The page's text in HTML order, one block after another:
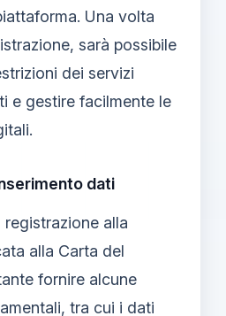
Una volta
sarà possibile
dei servizi
e gestire facilmente le
dati
alla
alla Carta del
fornire alcune
tra cui i dati